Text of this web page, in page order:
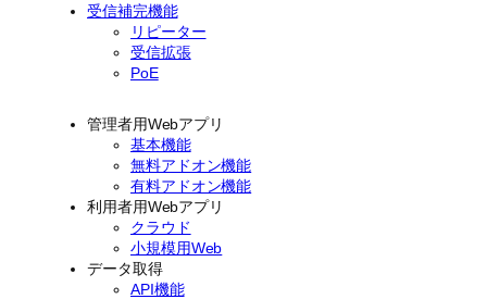
受信補完機能
リピーター
受信拡張
PoE
管理者用Webアプリ
基本機能
無料アドオン機能
有料アドオン機能
利用者用Webアプリ
クラウド
小規模用Web
データ取得
API機能